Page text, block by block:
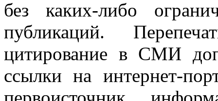
без каких-либо
публикаций.
цитирование в СМИ
ссылки на интернет-